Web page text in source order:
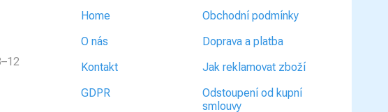
Home
O nás
Kontakt
GDPR
Obchodní podmínky
Doprava a platba
Jak reklamovat zboží
Odstoupení od kupní
smlouvy